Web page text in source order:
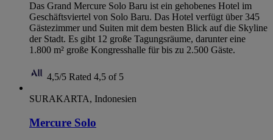
Das Grand Mercure Solo Baru ist ein gehobenes Hotel im
Geschäftsviertel von Solo Baru. Das Hotel verfügt über 345
Gästezimmer und Suiten mit dem besten Blick auf die Skyline
der Stadt. Es gibt 12 große Tagungsräume, darunter eine
1.800 m² große Kongresshalle für bis zu 2.500 Gäste.
4,5/5 Rated 4,5 of 5
SURAKARTA, Indonesien
Mercure Solo